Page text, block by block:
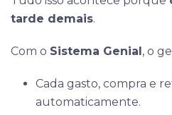
tarde demais.
Com o Sistema Genial, o
Cada gasto, compra e
automaticamente.